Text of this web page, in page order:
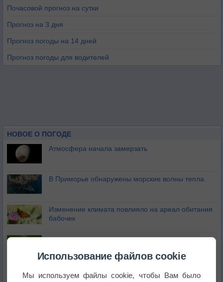
Почасовой прогноз на сутки
Прогноз на 3 дня
Прогноз погоды на 14 дней
Прогноз погоды для водителей
НОВОЕ О ПОГОДЕ
Атмосфера начала замерзать
В Приморье обнаружены морские волны тепла
Изменение климата повлияло на ареал обитания
бабочек
Погода в Екатеринбурге 6 августа
Использование файлов cookie
Мы используем файлы cookie, чтобы Вам было